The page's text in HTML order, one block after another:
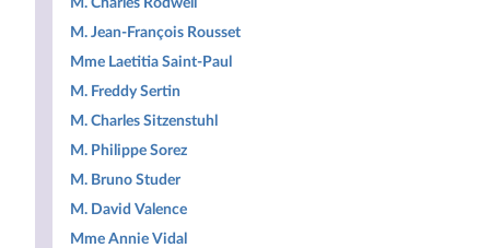
M. Jean-François Rousset
Mme Laetitia Saint-Paul
M. Freddy Sertin
M. Charles Sitzenstuhl
M. Philippe Sorez
M. Bruno Studer
M. David Valence
Mme Annie Vidal